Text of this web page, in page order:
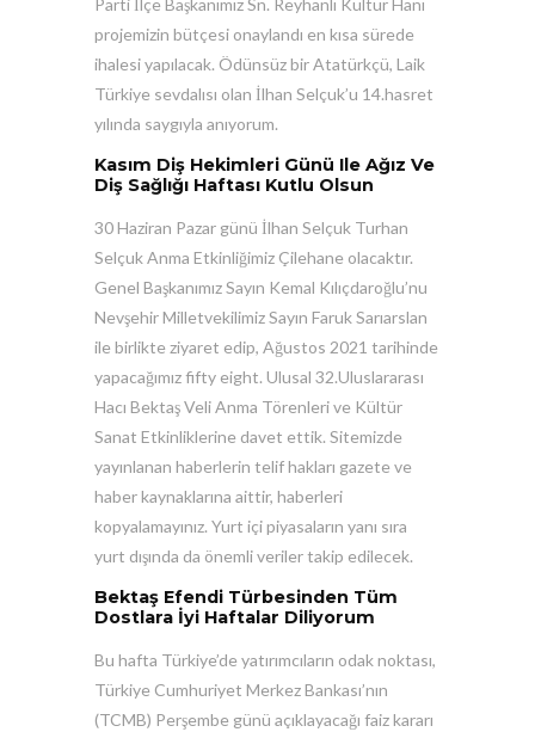
Parti İlçe Başkanımız Sn. Reyhanlı Kültür Hanı
projemizin bütçesi onaylandı en kısa sürede
ihalesi yapılacak. Ödünsüz bir Atatürkçü, Laik
Türkiye sevdalısı olan İlhan Selçuk’u 14.hasret
yılında saygıyla anıyorum.
Kasım Diş Hekimleri Günü Ile Ağız Ve
Diş Sağlığı Haftası Kutlu Olsun
30 Haziran Pazar günü İlhan Selçuk Turhan
Selçuk Anma Etkinliğimiz Çilehane olacaktır.
Genel Başkanımız Sayın Kemal Kılıçdaroğlu’nu
Nevşehir Milletvekilimiz Sayın Faruk Sarıarslan
ile birlikte ziyaret edip, Ağustos 2021 tarihinde
yapacağımız fifty eight. Ulusal 32.Uluslararası
Hacı Bektaş Veli Anma Törenleri ve Kültür
Sanat Etkinliklerine davet ettik. Sitemizde
yayınlanan haberlerin telif hakları gazete ve
haber kaynaklarına aittir, haberleri
kopyalamayınız. Yurt içi piyasaların yanı sıra
yurt dışında da önemli veriler takip edilecek.
Bektaş Efendi Türbesinden Tüm
Dostlara İyi Haftalar Diliyorum
Bu hafta Türkiye’de yatırımcıların odak noktası,
Türkiye Cumhuriyet Merkez Bankası’nın
(TCMB) Perşembe günü açıklayacağı faiz kararı